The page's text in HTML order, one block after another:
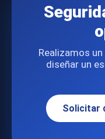
Realizamos
diseñar un
Solicitar